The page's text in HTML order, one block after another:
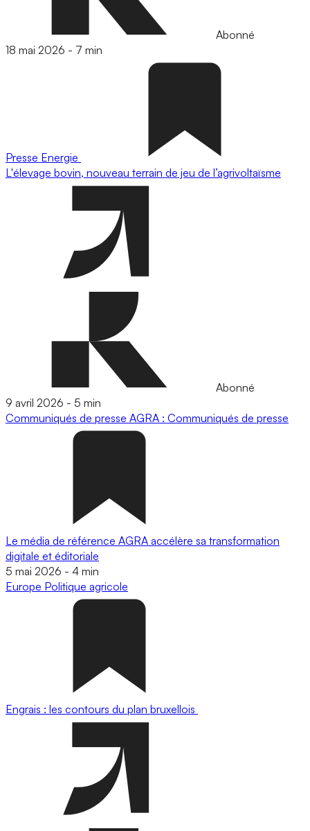
Abonné
18 mai 2026 - 7 min
Presse Energie
L'élevage bovin, nouveau terrain de jeu de l’agrivoltaïsme
Abonné
9 avril 2026 - 5 min
Communiqués de presse AGRA : Communiqués de presse
Le média de référence AGRA accélère sa transformation
digitale et éditoriale
5 mai 2026 - 4 min
Europe Politique agricole
Engrais : les contours du plan bruxellois